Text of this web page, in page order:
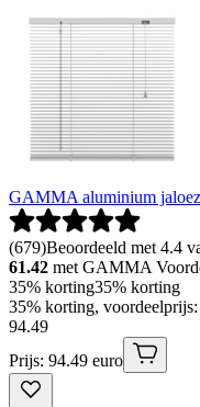
GAMMA aluminium
(679)Beoordeeld met 4.4
61.42 met GAMMA
35% korting35% korting
35% korting,
94.49
Prijs: 94.49 euro